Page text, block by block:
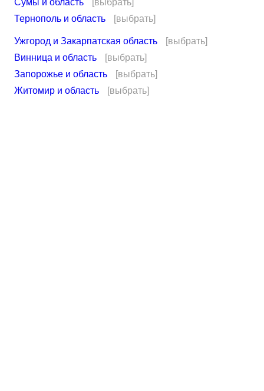
Сумы и область
[выбрать]
Тернополь и область
[выбрать]
Ужгород и Закарпатская область
[выбрать]
Винница и область
[выбрать]
Запорожье и область
[выбрать]
Житомир и область
[выбрать]